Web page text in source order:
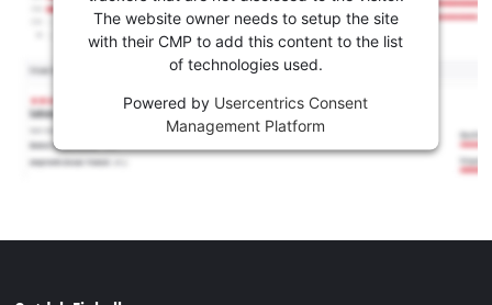
The website owner needs to setup the site
with their CMP to add this content to the list
of technologies used.
Powered by Usercentrics Consent
Management Platform